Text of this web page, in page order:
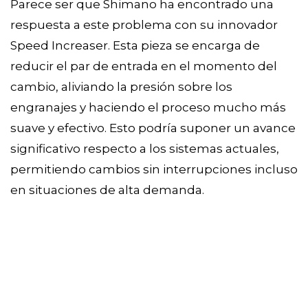
Parece ser que Shimano ha encontrado una
respuesta a este problema con su innovador
Speed Increaser. Esta pieza se encarga de
reducir el par de entrada en el momento del
cambio, aliviando la presión sobre los
engranajes y haciendo el proceso mucho más
suave y efectivo. Esto podría suponer un avance
significativo respecto a los sistemas actuales,
permitiendo cambios sin interrupciones incluso
en situaciones de alta demanda.